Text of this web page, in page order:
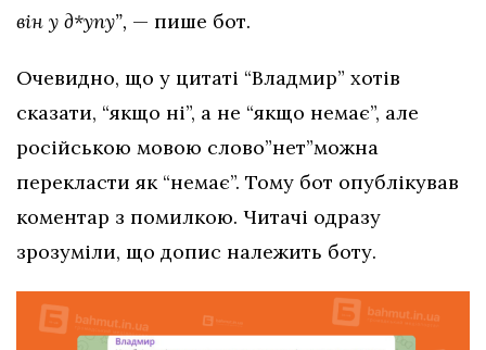
він у д*упу”, — пише бот.
Очевидно, що у цитаті “Владмир” хотів
сказати, “якщо ні”, а не “якщо немає”, але
російською мовою слово”нет”можна
перекласти як “немає”. Тому бот опублікував
коментар з помилкою. Читачі одразу
зрозуміли, що допис належить боту.